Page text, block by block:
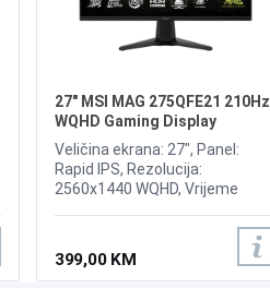
27" MSI MAG 275QFE21 210Hz
WQHD Gaming Display
Veličina ekrana: 27", Panel:
Rapid IPS, Rezolucija:
2560x1440 WQHD, Vrijeme
210Hz VESA DsiplayHDR 400,
Adaptive-Sync, Brightness: 300
cd/m2, Priključci: 2xHDMI 2.0b,
399,00 KM